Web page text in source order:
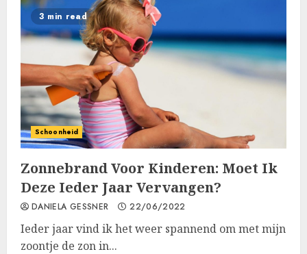
3 min read
Schoonheid
Zonnebrand Voor Kinderen: Moet Ik
Deze Ieder Jaar Vervangen?
DANIELA GESSNER 22/06/2022
Ieder jaar vind ik het weer spannend om met mijn
zoontje de zon in...